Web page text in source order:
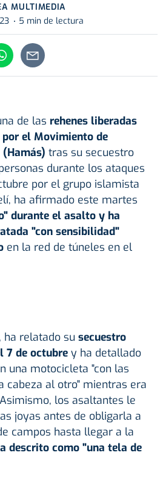
MULTIMEDIA
5 min de lectura
de las rehenes liberadas
el Movimiento de
tras su secuestro
durante los ataques
por el grupo islamista
ha afirmado este martes
durante el asalto y ha
"con sensibilidad"
en la red de túneles en el
ha relatado su secuestro
7 de octubre y ha detallado
una motocicleta "con las
cabeza al otro" mientras era
los asaltantes le
joyas antes de obligarla a
campos hasta llegar a la
descrito como "una tela de